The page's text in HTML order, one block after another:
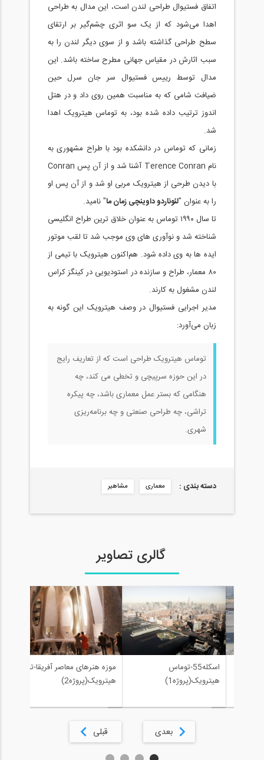
اتفاق فستیوال طراحی لندن است، این مدال به طراحی
اهدا می‌شود که از یک سو اثری چشم‌گیر بر ارتقای
سطح طراحی گذاشته باشد و از سوی دیگر لندن را به
سبب اثارش در مقیاس جهانی مطرح ساخته باشد. این
مدال توسط رییس فستیوال سر جان سرل حین
ضیافت شامی که به مناسبت همین روی داد و در هتل
اندوز ترتیب داده شده بود، به توماس هیترویک اهدا
شد.
زمانی که توماس در دانشکده بود با طراح مشهوری به
نام Terence Conran آشنا شد و از آن پس Conran
با دیدن طرحی از هیترویک مربی او شد و از آن پس او
را به عنوان "لئوناردو داوینچی زمان ما" نامید.
تا سال ۱۹۹۰ توماس به عنوان خلاق ترین طراح انگلیسی
شناخته شد و نوآوری های وی موجب شد تا لقب موتور
ایده ها به وی داده شود. هم‌اکنون هیترویک با تیمی از
۸۰ معمار، طراح و سازنده در استودیویی در کینگز کراس
لندن مشغول به کارند.
مدیر اجرایی فستیوال در وصف هیترویک این گونه به
زبان می‌آورد:
توماس هیترویک طراحی است که از تعاریف رایج
در این حوزه سرپیچی و تخطی می کند، چه
هنگامی که بستر عمل معماری باشد، چه پیکره
تراشی، چه طراحی صنعتی و چه برنامه‌ریزی
شهری.
دسته بندی : معماری مشاهیر
گالری تصاویر
اسکله55-توماس
هیترویک(پروژه1)
موزه هنرهای معاصر آفریقا-توماس
هیترویک(پروژه2)
بعدی قبلی